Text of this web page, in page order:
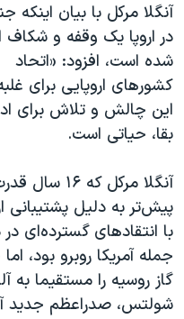
آنگلا مرکل با بیان اینکه
در اروپا یک وقفه و شکاف
شده است، افزود: «اتحاد
کشورهای اروپایی برای
این چالش و تلاش برای
بقا، حیاتی است.
آنگلا
پیش‌تر به دلیل پشتیبانی
با انتقادهای گسترده‌ای
جمله آمریکا روبرو بود،
گاز روسیه را مستقیما به
شولتس، صدراعظم جدید